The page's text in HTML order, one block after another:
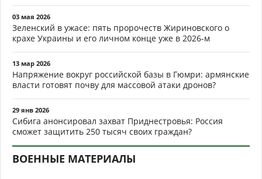
03 мая 2026
Зеленский в ужасе: пять пророчеств Жириновского о
крахе Украины и его личном конце уже в 2026-м
13 мар 2026
Напряжение вокруг российской базы в Гюмри: армянские
власти готовят почву для массовой атаки дронов?
29 янв 2026
Сибига анонсировал захват Приднестровья: Россия
сможет защитить 250 тысяч своих граждан?
ВОЕННЫЕ МАТЕРИАЛЫ